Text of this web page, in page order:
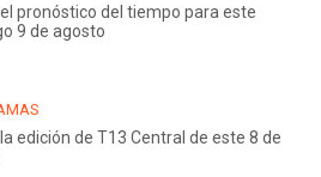
el pronóstico del tiempo para este
9 de agosto
edición de T13 Central de este 8 de